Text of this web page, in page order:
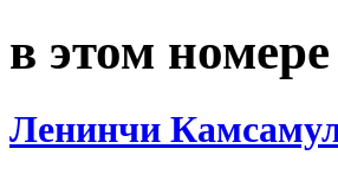
в этом номере
Ленинчи